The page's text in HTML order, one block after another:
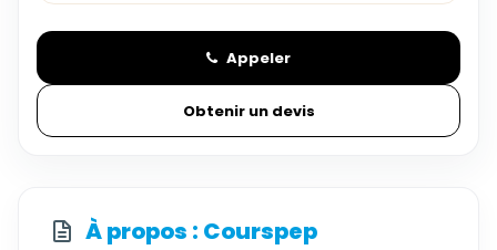
Appeler
Obtenir un devis
À propos : Courspep